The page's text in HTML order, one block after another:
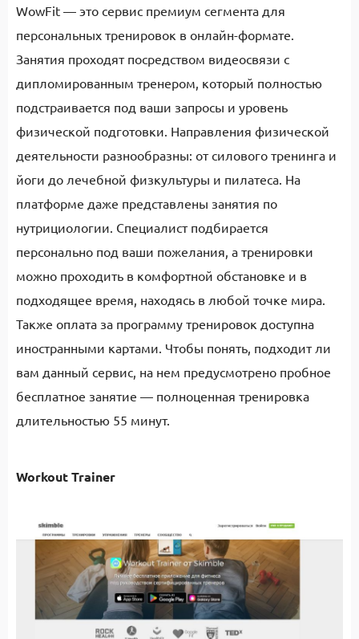
WowFit — это сервис премиум сегмента для
персональных тренировок в онлайн-формате.
Занятия проходят посредством видеосвязи с
дипломированным тренером, который полностью
подстраивается под ваши запросы и уровень
физической подготовки. Направления физической
деятельности разнообразны: от силового тренинга и
йоги до лечебной физкультуры и пилатеса. На
платформе даже представлены занятия по
нутрициологии. Специалист подбирается
персонально под ваши пожелания, а тренировки
можно проходить в комфортной обстановке и в
подходящее время, находясь в любой точке мира.
Также оплата за программу тренировок доступна
иностранными картами. Чтобы понять, подходит ли
вам данный сервис, на нем предусмотрено пробное
бесплатное занятие — полноценная тренировка
длительностью 55 минут.
Workout Trainer